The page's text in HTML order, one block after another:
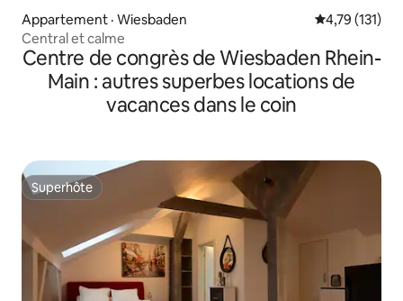
Appartement · Wiesbaden Note
4,79 (131)
Central et calme
Centre de congrès de Wiesbaden Rhein-
Main : autres superbes locations de
vacances dans le coin
Superhôte
Superhôte